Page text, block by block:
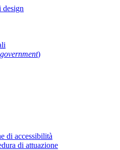
design
)
di accessibilità
di attuazione